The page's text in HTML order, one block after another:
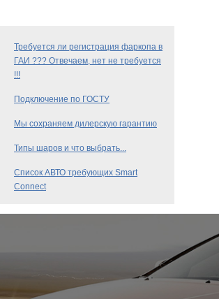
Требуется ли регистрация фаркопа в
ГАИ ??? Отвечаем, нет не требуется
!!!
Подключение по ГОСТУ
Мы сохраняем дилерскую гарантию
Типы шаров и что выбрать...
Список АВТО требующих Smart
Connect